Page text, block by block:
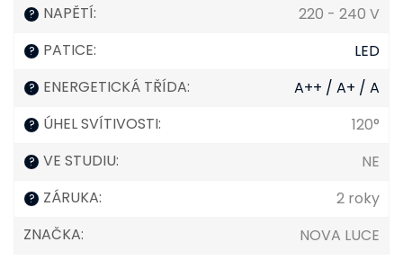
? NAPĚTÍ: 220 - 240 V
? PATICE: LED
? ENERGETICKÁ TŘÍDA: A++ / A+ / A
? ÚHEL SVÍTIVOSTI: 120°
? VE STUDIU: NE
? ZÁRUKA:
2 roky
ZNAČKA: NOVA LUCE